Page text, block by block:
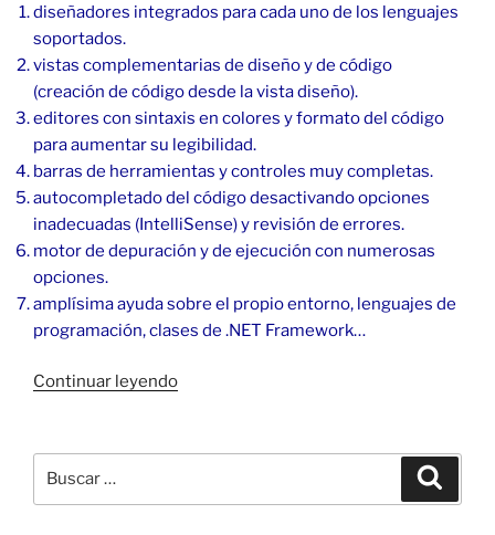
diseñadores integrados para cada uno de los lenguajes
soportados.
vistas complementarias de diseño y de código
(creación de código desde la vista diseño).
editores con sintaxis en colores y formato del código
para aumentar su legibilidad.
barras de herramientas y controles muy completas.
autocompletado del código desactivando opciones
inadecuadas (IntelliSense) y revisión de errores.
motor de depuración y de ejecución con numerosas
opciones.
amplísima ayuda sobre el propio entorno, lenguajes de
programación, clases de .NET Framework…
Continuar leyendo«Aplicaciones
en
por: